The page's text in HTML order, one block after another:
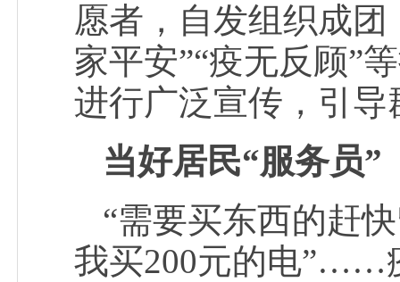
愿者，自发组织成
家平安”“疫无反顾”
进行广泛宣传，引
当好居民“服务员”
“需要买东西的赶
我买200元的电”……